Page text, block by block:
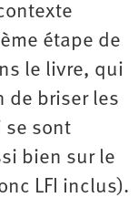
étape de
le livre, qui
de briser les
se sont
bien sur le
LFI inclus).